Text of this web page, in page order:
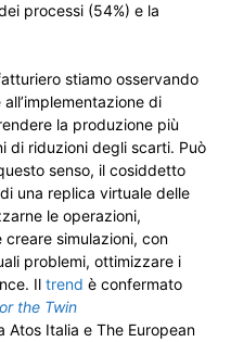
processi (54%) e la
stiamo osservando
di
la produzione più
di riduzioni degli scarti. Può
senso, il cosiddetto
una replica virtuale delle
le operazioni,
simulazioni, con
problemi, ottimizzare i
Il trend è confermato
the Twin
Atos Italia e The European